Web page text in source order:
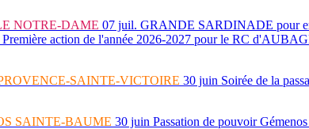
NOTRE-DAME 07 juil. GRANDE SARDINADE pour
Première action de l'année 2026-2027 pour le RC
SAINTE-VICTOIRE 30 juin Soirée de la
SAINTE-BAUME 30 juin Passation de pouvoir Gémenos